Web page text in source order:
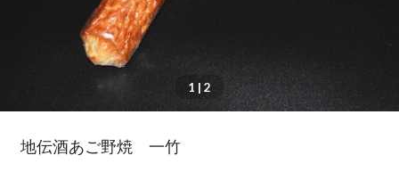
1 | 2
地伝酒あご野焼 一竹